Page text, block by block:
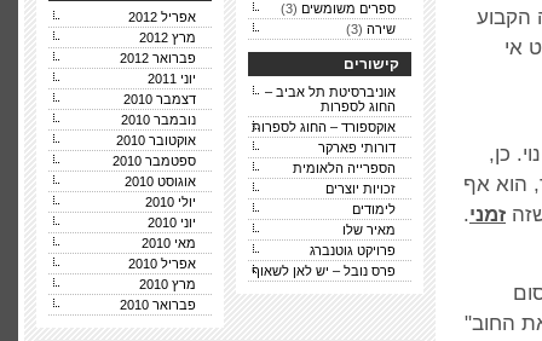
הקבוע
אי
כן,
הוא אף
זמני.
החוב"
ספרים משומשים (3)
שירה (3)
קישורים
אוניברסיטת תל אביב –
החוג לספרות
אוקספורד – החוג לספרות
דורותי פארקר
הספרייה הלאומית
זכויות יוצרים
לימודים
מאיר שלו
פרויקט גוטנברג
פרס נובל – יש לאן לשאוף
אפריל 2012
מרץ 2012
פברואר 2012
יוני 2011
דצמבר 2010
נובמבר 2010
אוקטובר 2010
ספטמבר 2010
אוגוסט 2010
יולי 2010
יוני 2010
מאי 2010
אפריל 2010
מרץ 2010
פברואר 2010